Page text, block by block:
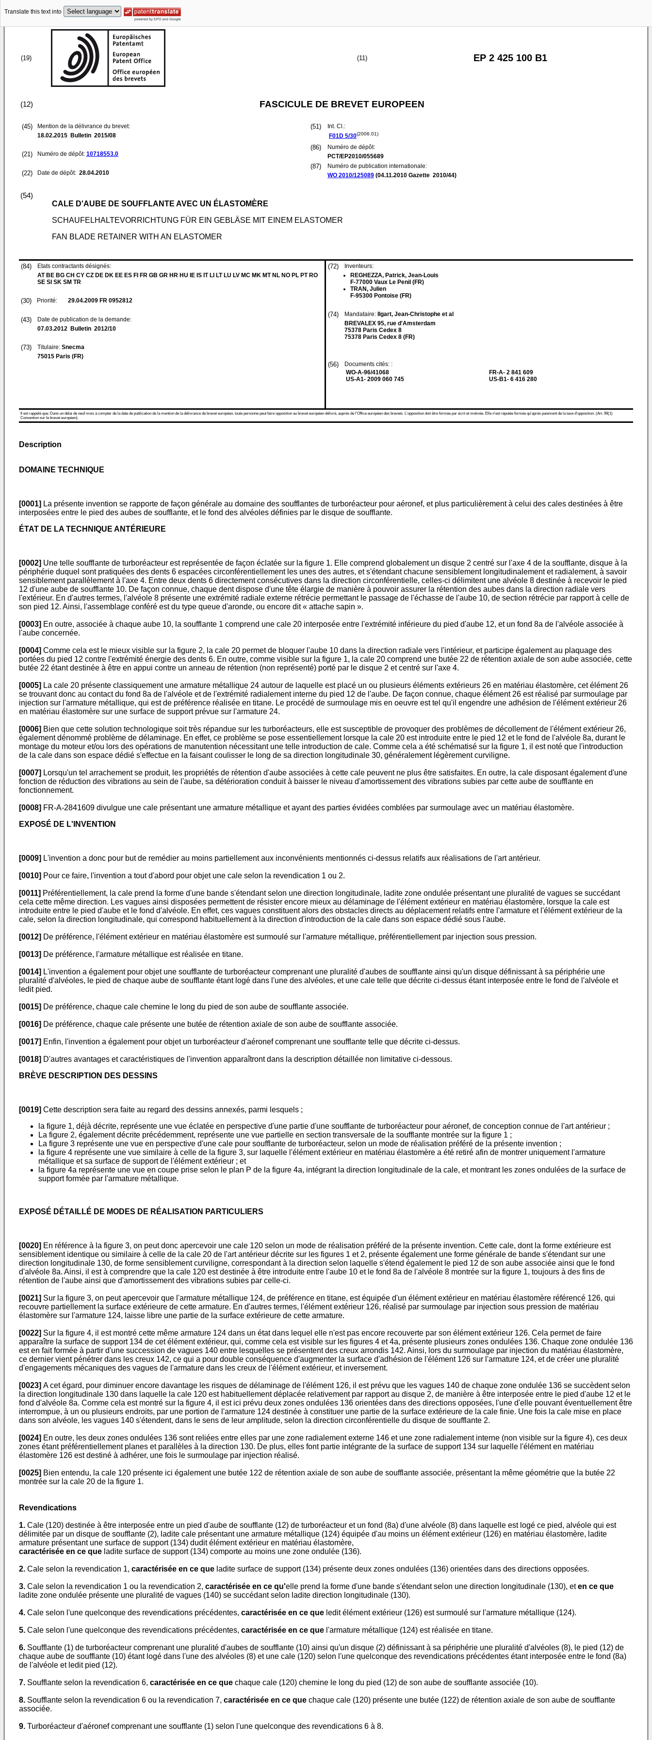
Translate this text into
(19) (11) EP 2 425 100 B1
(12) FASCICULE DE BREVET EUROPEEN
(45)
Mention de la délivrance du brevet:
18.02.2015 Bulletin 2015/08
(21) Numéro de dépôt: 10718553.0
(22) Date de dépôt: 28.04.2010
(51)
Int. Cl.:
F01D 5/30(2006.01)
(86)
Numéro de dépôt:
PCT/EP2010/055689
(87)
Numéro de publication internationale:
WO 2010/125089 (04.11.2010 Gazette 2010/44)
(54)
CALE D'AUBE DE SOUFFLANTE AVEC UN ÉLASTOMÈRE
SCHAUFELHALTEVORRICHTUNG FÜR EIN GEBLÄSE MIT EINEM ELASTOMER
FAN BLADE RETAINER WITH AN ELASTOMER
(84)
Etats contractants désignés:
AT BE BG CH CY CZ DE DK EE ES FI FR GB GR HR HU IE IS IT LI LT LU LV MC MK MT NL NO PL PT RO
SE SI SK SM TR
(30) Priorité: 29.04.2009 FR 0952812
(43)
Date de publication de la demande:
07.03.2012 Bulletin 2012/10
(73) Titulaire: Snecma
75015 Paris (FR)
(72)
Inventeurs:
REGHEZZA, Patrick, Jean-Louis
F-77000 Vaux Le Penil (FR)
TRAN, Julien
F-95300 Pontoise (FR)
(74) Mandataire:
Ilgart, Jean-Christophe et al
BREVALEX 95, rue d'Amsterdam
75378 Paris Cedex 8
75378 Paris Cedex 8 (FR)
(56)
Documents cités: :
WO-A-96/41068
US-A1- 2009 060 745
FR-A- 2 841 609
US-B1- 6 416 280
Il est rappelé que: Dans un délai de neuf mois à compter de la date de publication de la mention de la délivrance de brevet européen, toute personne peut faire opposition au brevet européen délivré, auprès de l'Office européen des brevets. L'opposition doit être formée par écrit et motivée. Elle n'est réputée formée qu'après paiement de la taxe d'opposition. (Art. 99(1)
Convention sur le brevet européen).
Description
DOMAINE TECHNIQUE
[0001] La présente invention se rapporte de façon générale au domaine des soufflantes de turboréacteur pour aéronef, et plus particulièrement à celui des cales destinées à être
interposées entre le pied des aubes de soufflante, et le fond des alvéoles définies par le disque de soufflante.
ÉTAT DE LA TECHNIQUE ANTÉRIEURE
[0002] Une telle soufflante de turboréacteur est représentée de façon éclatée sur la figure 1. Elle comprend globalement un disque 2 centré sur l'axe 4 de la soufflante, disque à la
périphérie duquel sont pratiquées des dents 6 espacées circonférentiellement les unes des autres, et s'étendant chacune sensiblement longitudinalement et radialement, à savoir
sensiblement parallèlement à l'axe 4. Entre deux dents 6 directement consécutives dans la direction circonférentielle, celles-ci délimitent une alvéole 8 destinée à recevoir le pied
12 d'une aube de soufflante 10. De façon connue, chaque dent dispose d'une tête élargie de manière à pouvoir assurer la rétention des aubes dans la direction radiale vers
l'extérieur. En d'autres termes, l'alvéole 8 présente une extrémité radiale externe rétrécie permettant le passage de l'échasse de l'aube 10, de section rétrécie par rapport à celle de
son pied 12. Ainsi, l'assemblage conféré est du type queue d'aronde, ou encore dit « attache sapin ».
[0003] En outre, associée à chaque aube 10, la soufflante 1 comprend une cale 20 interposée entre l'extrémité inférieure du pied d'aube 12, et un fond 8a de l'alvéole associée à
l'aube concernée.
[0004] Comme cela est le mieux visible sur la figure 2, la cale 20 permet de bloquer l'aube 10 dans la direction radiale vers l'intérieur, et participe également au plaquage des
portées du pied 12 contre l'extrémité énergie des dents 6. En outre, comme visible sur la figure 1, la cale 20 comprend une butée 22 de rétention axiale de son aube associée, cette
butée 22 étant destinée à être en appui contre un anneau de rétention (non représenté) porté par le disque 2 et centré sur l'axe 4.
[0005] La cale 20 présente classiquement une armature métallique 24 autour de laquelle est placé un ou plusieurs éléments extérieurs 26 en matériau élastomère, cet élément 26
se trouvant donc au contact du fond 8a de l'alvéole et de l'extrémité radialement interne du pied 12 de l'aube. De façon connue, chaque élément 26 est réalisé par surmoulage par
injection sur l'armature métallique, qui est de préférence réalisée en titane. Le procédé de surmoulage mis en oeuvre est tel qu'il engendre une adhésion de l'élément extérieur 26
en matériau élastomère sur une surface de support prévue sur l'armature 24.
[0006] Bien que cette solution technologique soit très répandue sur les turboréacteurs, elle est susceptible de provoquer des problèmes de décollement de l'élément extérieur 26,
également dénommé problème de délaminage. En effet, ce problème se pose essentiellement lorsque la cale 20 est introduite entre le pied 12 et le fond de l'alvéole 8a, durant le
montage du moteur et/ou lors des opérations de manutention nécessitant une telle introduction de cale. Comme cela a été schématisé sur la figure 1, il est noté que l'introduction
de la cale dans son espace dédié s'effectue en la faisant coulisser le long de sa direction longitudinale 30, généralement légèrement curviligne.
[0007] Lorsqu'un tel arrachement se produit, les propriétés de rétention d'aube associées à cette cale peuvent ne plus être satisfaites. En outre, la cale disposant également d'une
fonction de réduction des vibrations au sein de l'aube, sa détérioration conduit à baisser le niveau d'amortissement des vibrations subies par cette aube de soufflante en
fonctionnement.
[0008] FR-A-2841609 divulgue une cale présentant une armature métallique et ayant des parties évidées comblées par surmoulage avec un matériau élastomère.
EXPOSÉ DE L'INVENTION
[0009] L'invention a donc pour but de remédier au moins partiellement aux inconvénients mentionnés ci-dessus relatifs aux réalisations de l'art antérieur.
[0010] Pour ce faire, l'invention a tout d'abord pour objet une cale selon la revendication 1 ou 2.
[0011] Préférentiellement, la cale prend la forme d'une bande s'étendant selon une direction longitudinale, ladite zone ondulée présentant une pluralité de vagues se succédant
cela cette même direction. Les vagues ainsi disposées permettent de résister encore mieux au délaminage de l'élément extérieur en matériau élastomère, lorsque la cale est
introduite entre le pied d'aube et le fond d'alvéole. En effet, ces vagues constituent alors des obstacles directs au déplacement relatifs entre l'armature et l'élément extérieur de la
cale, selon la direction longitudinale, qui correspond habituellement à la direction d'introduction de la cale dans son espace dédié sous l'aube.
[0012] De préférence, l'élément extérieur en matériau élastomère est surmoulé sur l'armature métallique, préférentiellement par injection sous pression.
[0013] De préférence, l'armature métallique est réalisée en titane.
[0014] L'invention a également pour objet une soufflante de turboréacteur comprenant une pluralité d'aubes de soufflante ainsi qu'un disque définissant à sa périphérie une
pluralité d'alvéoles, le pied de chaque aube de soufflante étant logé dans l'une des alvéoles, et une cale telle que décrite ci-dessus étant interposée entre le fond de l'alvéole et
ledit pied.
[0015] De préférence, chaque cale chemine le long du pied de son aube de soufflante associée.
[0016] De préférence, chaque cale présente une butée de rétention axiale de son aube de soufflante associée.
[0017] Enfin, l'invention a également pour objet un turboréacteur d'aéronef comprenant une soufflante telle que décrite ci-dessus.
[0018] D'autres avantages et caractéristiques de l'invention apparaîtront dans la description détaillée non limitative ci-dessous.
BRÈVE DESCRIPTION DES DESSINS
[0019] Cette description sera faite au regard des dessins annexés, parmi lesquels ;
la figure 1, déjà décrite, représente une vue éclatée en perspective d'une partie d'une soufflante de turboréacteur pour aéronef, de conception connue de l'art antérieur ;
La figure 2, également décrite précédemment, représente une vue partielle en section transversale de la soufflante montrée sur la figure 1 ;
La figure 3 représente une vue en perspective d'une cale pour soufflante de turboréacteur, selon un mode de réalisation préféré de la présente invention ;
la figure 4 représente une vue similaire à celle de la figure 3, sur laquelle l'élément extérieur en matériau élastomère a été retiré afin de montrer uniquement l'armature
métallique et sa surface de support de l'élément extérieur ; et
la figure 4a représente une vue en coupe prise selon le plan P de la figure 4a, intégrant la direction longitudinale de la cale, et montrant les zones ondulées de la surface de
support formée par l'armature métallique.
EXPOSÉ DÉTAILLÉ DE MODES DE RÉALISATION PARTICULIERS
[0020] En référence à la figure 3, on peut donc apercevoir une cale 120 selon un mode de réalisation préféré de la présente invention. Cette cale, dont la forme extérieure est
sensiblement identique ou similaire à celle de la cale 20 de l'art antérieur décrite sur les figures 1 et 2, présente également une forme générale de bande s'étendant sur une
direction longitudinale 130, de forme sensiblement curviligne, correspondant à la direction selon laquelle s'étend également le pied 12 de son aube associée ainsi que le fond
d'alvéole 8a. Ainsi, il est à comprendre que la cale 120 est destinée à être introduite entre l'aube 10 et le fond 8a de l'alvéole 8 montrée sur la figure 1, toujours à des fins de
rétention de l'aube ainsi que d'amortissement des vibrations subies par celle-ci.
[0021] Sur la figure 3, on peut apercevoir que l'armature métallique 124, de préférence en titane, est équipée d'un élément extérieur en matériau élastomère référencé 126, qui
recouvre partiellement la surface extérieure de cette armature. En d'autres termes, l'élément extérieur 126, réalisé par surmoulage par injection sous pression de matériau
élastomère sur l'armature 124, laisse libre une partie de la surface extérieure de cette armature.
[0022] Sur la figure 4, il est montré cette même armature 124 dans un état dans lequel elle n'est pas encore recouverte par son élément extérieur 126. Cela permet de faire
apparaître la surface de support 134 de cet élément extérieur, qui, comme cela est visible sur les figures 4 et 4a, présente plusieurs zones ondulées 136. Chaque zone ondulée 136
est en fait formée à partir d'une succession de vagues 140 entre lesquelles se présentent des creux arrondis 142. Ainsi, lors du surmoulage par injection du matériau élastomère,
ce dernier vient pénétrer dans les creux 142, ce qui a pour double conséquence d'augmenter la surface d'adhésion de l'élément 126 sur l'armature 124, et de créer une pluralité
d'engagements mécaniques des vagues de l'armature dans les creux de l'élément extérieur, et inversement.
[0023] A cet égard, pour diminuer encore davantage les risques de délaminage de l'élément 126, il est prévu que les vagues 140 de chaque zone ondulée 136 se succèdent selon
la direction longitudinale 130 dans laquelle la cale 120 est habituellement déplacée relativement par rapport au disque 2, de manière à être interposée entre le pied d'aube 12 et le
fond d'alvéole 8a. Comme cela est montré sur la figure 4, il est ici prévu deux zones ondulées 136 orientées dans des directions opposées, l'une d'elle pouvant éventuellement être
interrompue, à un ou plusieurs endroits, par une portion de l'armature 124 destinée à constituer une partie de la surface extérieure de la cale finie. Une fois la cale mise en place
dans son alvéole, les vagues 140 s'étendent, dans le sens de leur amplitude, selon la direction circonférentielle du disque de soufflante 2.
[0024] En outre, les deux zones ondulées 136 sont reliées entre elles par une zone radialement externe 146 et une zone radialement interne (non visible sur la figure 4), ces deux
zones étant préférentiellement planes et parallèles à la direction 130. De plus, elles font partie intégrante de la surface de support 134 sur laquelle l'élément en matériau
élastomère 126 est destiné à adhérer, une fois le surmoulage par injection réalisé.
[0025] Bien entendu, la cale 120 présente ici également une butée 122 de rétention axiale de son aube de soufflante associée, présentant la même géométrie que la butée 22
montrée sur la cale 20 de la figure 1.
Revendications
1. Cale (120) destinée à être interposée entre un pied d'aube de soufflante (12) de turboréacteur et un fond (8a) d'une alvéole (8) dans laquelle est logé ce pied, alvéole qui est
délimitée par un disque de soufflante (2), ladite cale présentant une armature métallique (124) équipée d'au moins un élément extérieur (126) en matériau élastomère, ladite
armature présentant une surface de support (134) dudit élément extérieur en matériau élastomère,
caractérisée en ce que ladite surface de support (134) comporte au moins une zone ondulée (136).
2. Cale selon la revendication 1, caractérisée en ce que ladite surface de support (134) présente deux zones ondulées (136) orientées dans des directions opposées.
3. Cale selon la revendication 1 ou la revendication 2, caractérisée en ce qu'elle prend la forme d'une bande s'étendant selon une direction longitudinale (130), eten ce que
ladite zone ondulée présente une pluralité de vagues (140) se succédant selon ladite direction longitudinale (130).
4. Cale selon l'une quelconque des revendications précédentes, caractérisée en ce que ledit élément extérieur (126) est surmoulé sur l'armature métallique (124).
5. Cale selon l'une quelconque des revendications précédentes, caractérisée en ce que l'armature métallique (124) est réalisée en titane.
6. Soufflante (1) de turboréacteur comprenant une pluralité d'aubes de soufflante (10) ainsi qu'un disque (2) définissant à sa périphérie une pluralité d'alvéoles (8), le pied (12) de
chaque aube de soufflante (10) étant logé dans l'une des alvéoles (8) et une cale (120) selon l'une quelconque des revendications précédentes étant interposée entre le fond (8a)
de l'alvéole et ledit pied (12).
7. Soufflante selon la revendication 6, caractérisée en ce que chaque cale (120) chemine le long du pied (12) de son aube de soufflante associée (10).
8. Soufflante selon la revendication 6 ou la revendication 7, caractérisée en ce que chaque cale (120) présente une butée (122) de rétention axiale de son aube de soufflante
associée.
9. Turboréacteur d'aéronef comprenant une soufflante (1) selon l'une quelconque des revendications 6 à 8.